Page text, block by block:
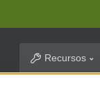
SearchRecursos